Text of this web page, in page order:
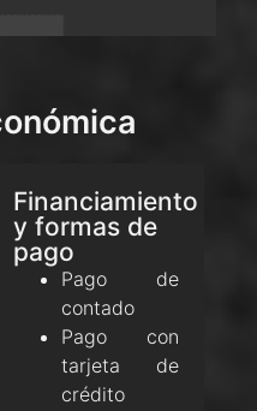
Financiamiento
y formas de
pago
Pago de
contado
Pago con
tarjeta de
crédito